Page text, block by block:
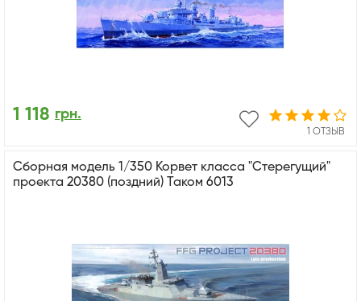
1 ОТЗЫВ
1 118 грн.
Сборная модель 1/350 Корвет класса "Стерегущий"
проекта 20380 (поздний) Таком 6013